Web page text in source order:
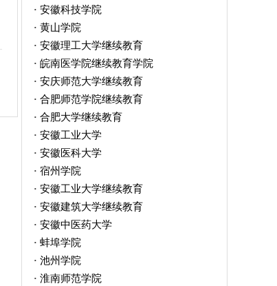
· 安徽科技学院
· 黄山学院
· 安徽理工大学继续教育
· 皖南医学院继续教育学院
· 安庆师范大学继续教育
· 合肥师范学院继续教育
· 合肥大学继续教育
· 安徽工业大学
· 安徽医科大学
· 宿州学院
· 安徽工业大学继续教育
· 安徽建筑大学继续教育
· 安徽中医药大学
· 蚌埠学院
· 池州学院
· 淮南师范学院